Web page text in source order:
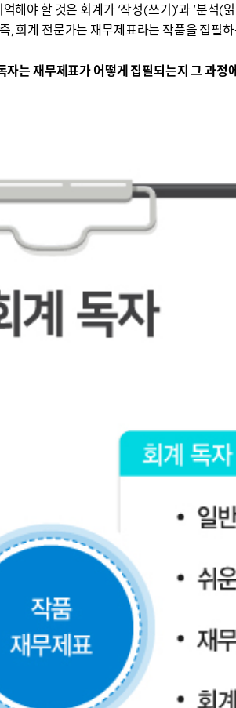
해야 할 것은 회계가 ‘작성(쓰기)’과 ‘분석(
회계 전문가는 재무제표라는 작품을 집필
는 재무제표가 어떻게 집필되는지 그 과정